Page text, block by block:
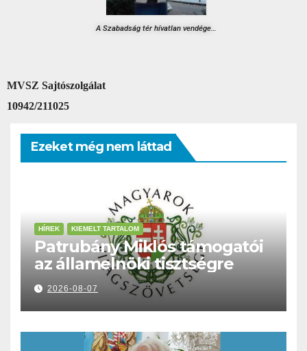
A Szabadság tér hívatlan vendége…
MVSZ Sajtószolgálat
10942/211025
Ezeket még nem láttad
HÍREK KIEMELT TARTALOM
Patrubány Miklós támogatói
az államelnöki tisztségre
2026-08-07